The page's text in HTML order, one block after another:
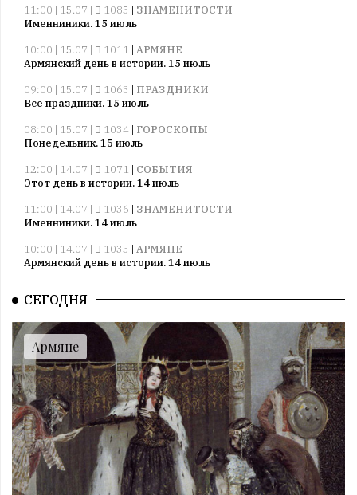
11:00 | 15.07 |
1085 | ЗНАМЕНИТОСТИ
Именниники. 15 июль
10:00 | 15.07 |
1011 | АРМЯНЕ
Армянский день в истории. 15 июль
09:00 | 15.07 |
1063 | ПРАЗДНИКИ
Все праздники. 15 июль
08:00 | 15.07 |
1034 | ГОРОСКОПЫ
Понедельник. 15 июль
12:00 | 14.07 |
1071 | СОБЫТИЯ
Этот день в истории. 14 июль
11:00 | 14.07 |
1036 | ЗНАМЕНИТОСТИ
Именниники. 14 июль
10:00 | 14.07 |
1035 | АРМЯНЕ
Армянский день в истории. 14 июль
Все праздники. 14 июль
08:00 | 14.07 |
1055|ГОРОСКОПЫ
Воскресенье. 14 июль
09:00 | 13.07 | 1005|ПРАЗДНИКИ
Все праздники. 13 июль
08:00 | 13.07 | 1004|ГОРОСКОПЫ
Суббота. 13 июль
12:00 | 12.07 |
1031|СОБЫТИЯ
Этот день в истории. 12 июль
11:00 | 12.07 |
1018|ЗНАМЕНИТОСТИ
СЕГОДНЯ
Армяне